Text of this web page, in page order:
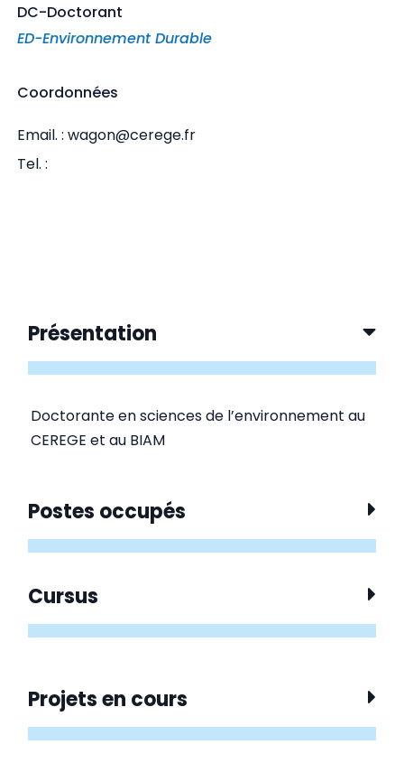
DC-Doctorant
ED-Environnement Durable
Coordonnées
Email. : wagon@cerege.fr
Tel. :
Présentation
Doctorante en sciences de l’environnement au
CEREGE et au BIAM
Postes occupés
Cursus
Projets en cours